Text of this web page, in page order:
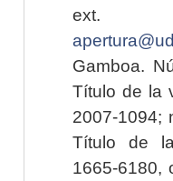
ext.
Gamboa.
Título de la
2007-1094;
Título de la
1665-6180,